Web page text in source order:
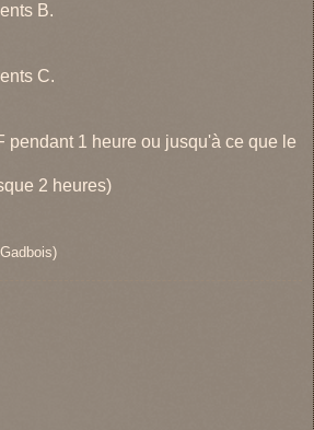
B.
C.
pendant 1 heure ou jusqu'à ce que le
2 heures)